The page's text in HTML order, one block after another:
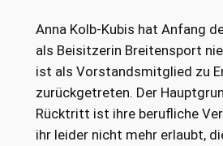
Anna Kolb-Kubis hat Anfang
als Beisitzerin Breitensport
ist als Vorstandsmitglied zu
zurückgetreten. Der
Rücktritt ist ihre berufliche
ihr leider nicht mehr erlaubt,